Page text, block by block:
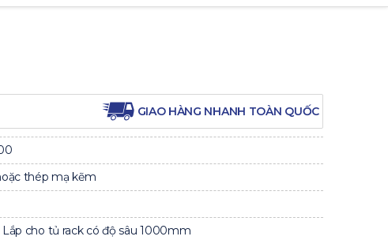
GIAO HÀNG NHANH TOÀN QUỐC
thép mạ kẽm
cho tủ rack có độ sâu 1000mm